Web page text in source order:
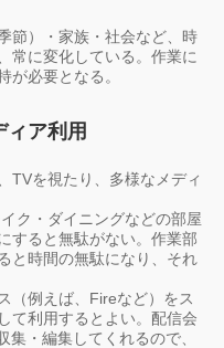
節）・家族・社会など、時
常に変化している。作業に
が必要となる。
ィア利用
TVを視たり、多様なメディ
ク・ダイニングなどの部屋
すると無駄がない。作業部
と時間の無駄になり、それ
（例えば、Fireなど）をス
て利用するとよい。配信会
・編集してくれるので、